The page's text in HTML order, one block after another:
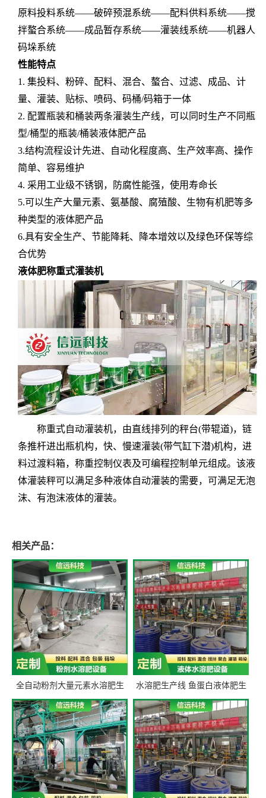
原料投料系统——破碎预混系统——配料供料系统——搅
拌螯合系统——成品暂存系统——灌装线系统——机器人
码垛系统
性能特点
1. 集投料、粉碎、配料、混合、螯合、过滤、成品、计
量、灌装、贴标、喷码、码桶/码箱于一体
2. 配置瓶装和桶装两条灌装生产线，可以同时生产不同瓶
型/桶型的瓶装/桶装液体肥产品
3.结构流程设计先进、自动化程度高、生产效率高、操作
简单、容易维护
4. 采用工业级不锈钢，防腐性能强，使用寿命长
5.可以生产大量元素、氨基酸、腐殖酸、生物有机肥等多
种类型的液体肥产品
6.具有安全生产、节能降耗、降本增效以及绿色环保等综
合优势
液体肥称重式灌装机
称重式自动灌装机，由直线排列的秤台(带辊道)，链
条推杆进出瓶机构，快、慢速灌装(带气缸下潜)机构，进
料过渡料箱，称重控制仪表及可编程控制单元组成。该液
体灌装秤可以满足多种液体自动灌装的需要，可满足无泡
沫、有泡沫液体的灌装。
相关产品：
全自动粉剂大量元素水溶肥生
产设备 信远科技肥料生产设备
源头厂家
水溶肥生产线 鱼蛋白液体肥生
产设备 氨基酸液态肥全套设备